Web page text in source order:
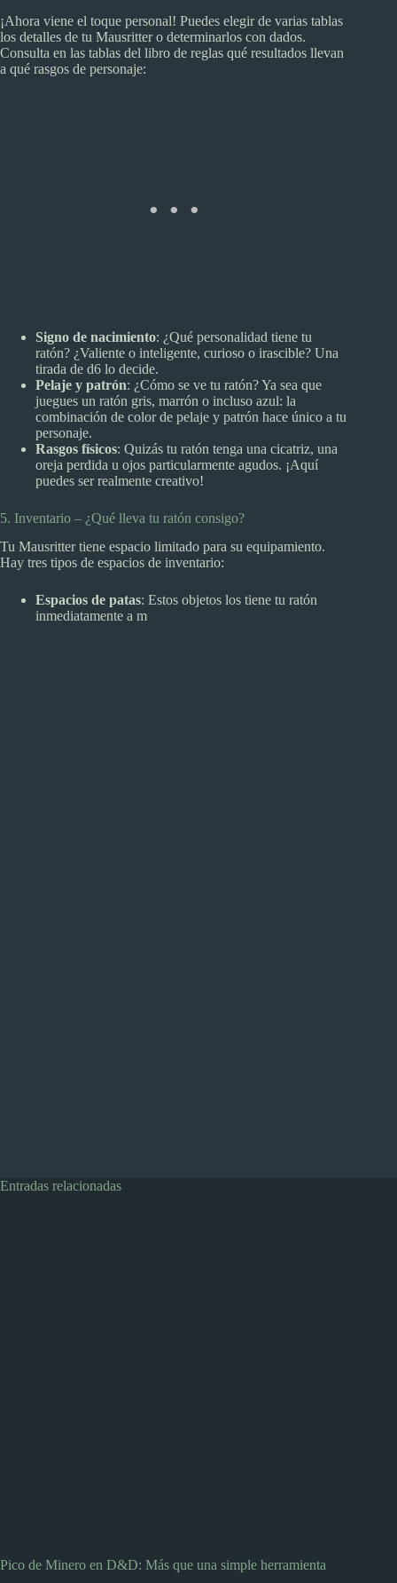
¡Ahora viene el toque personal! Puedes elegir de varias tablas
los detalles de tu Mausritter o determinarlos con dados.
Consulta en las tablas del libro de reglas qué resultados llevan
a qué rasgos de personaje:
Signo de nacimiento: ¿Qué personalidad tiene tu
ratón? ¿Valiente o inteligente, curioso o irascible? Una
tirada de d6 lo decide.
Pelaje y patrón: ¿Cómo se ve tu ratón? Ya sea que
juegues un ratón gris, marrón o incluso azul: la
combinación de color de pelaje y patrón hace único a tu
personaje.
Rasgos físicos: Quizás tu ratón tenga una cicatriz, una
oreja perdida u ojos particularmente agudos. ¡Aquí
puedes ser realmente creativo!
5. Inventario – ¿Qué lleva tu ratón consigo?
Tu Mausritter tiene espacio limitado para su equipamiento.
Hay tres tipos de espacios de inventario:
Espacios de patas: Estos objetos los tiene tu ratón
inmediatamente a m
Entradas relacionadas
Pico de Minero en D&D: Más que una simple herramienta